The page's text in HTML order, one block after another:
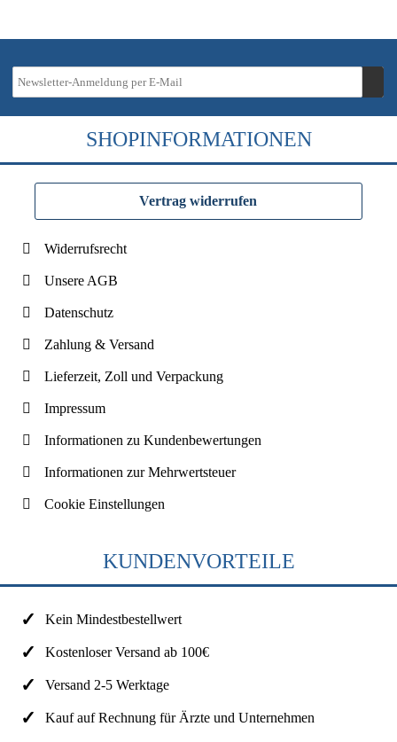
SHOPINFORMATIONEN
Vertrag widerrufen
Widerrufsrecht
Unsere AGB
Datenschutz
Zahlung & Versand
Lieferzeit, Zoll und Verpackung
Impressum
Informationen zu Kundenbewertungen
Informationen zur Mehrwertsteuer
Cookie Einstellungen
KUNDENVORTEILE
Kein Mindestbestellwert
Kostenloser Versand ab 100€
Versand 2-5 Werktage
Kauf auf Rechnung für Ärzte und Unternehmen